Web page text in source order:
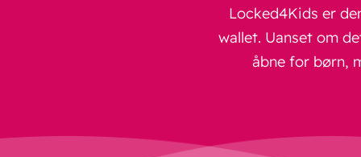
Locked4Kids er
wallet. Uanset om
åbne for børn,